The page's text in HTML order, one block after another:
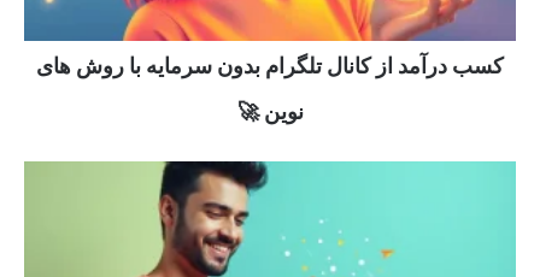
کسب درآمد از کانال تلگرام بدون سرمایه با روش های
نوین 🚀